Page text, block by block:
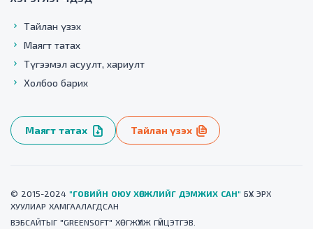
Тайлан үзэх
Маягт татах
Түгээмэл асуулт, хариулт
Холбоо барих
Маягт татах Тайлан үзэх
© 2015-2024 "ГОВИЙН ОЮУ ХӨГЖЛИЙГ ДЭМЖИХ САН" БҮХ ЭРХ
ХУУЛИАР ХАМГААЛАГДСАН
ВЭБСАЙТЫГ "GREENSOFT" ХӨГЖҮҮЛЖ ГҮЙЦЭТГЭВ.